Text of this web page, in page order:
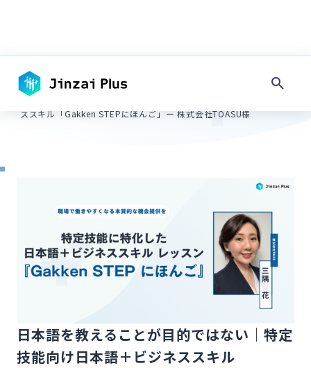
キーワードで探す
日本語教育
留学生・家族滞在
永住者・定住者#技能実習#技術・人文知識・国際業務
農業・水産業#宿泊・飲食#介護・福祉# 建設業#製造業
IT・システム開発#在留資格#手続き#インドネシア
TOP-インタビュー
日本語を教えることが目的ではない｜特定技能向け日本語＋ビジネ
ススキル「Gakken STEPにほんご」ー 株式会社TOASU様
日本語を教えることが目的ではない｜特定
技能向け日本語＋ビジネススキル